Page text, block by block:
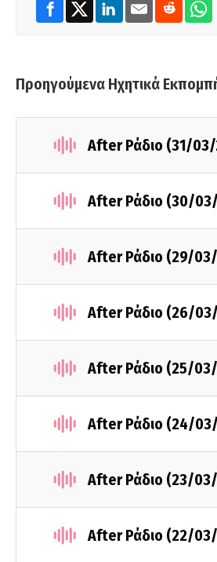
Προηγούμενα Ηχητικά
After Ράδιο (31/
After Ράδιο (30/
After Ράδιο (29/
After Ράδιο (26/
After Ράδιο (25/
After Ράδιο (24/
After Ράδιο (23/
After Ράδιο (22/